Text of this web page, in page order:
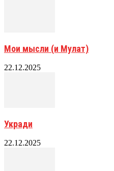
Мои мысли (и Мулат)
22.12.2025
Укради
22.12.2025